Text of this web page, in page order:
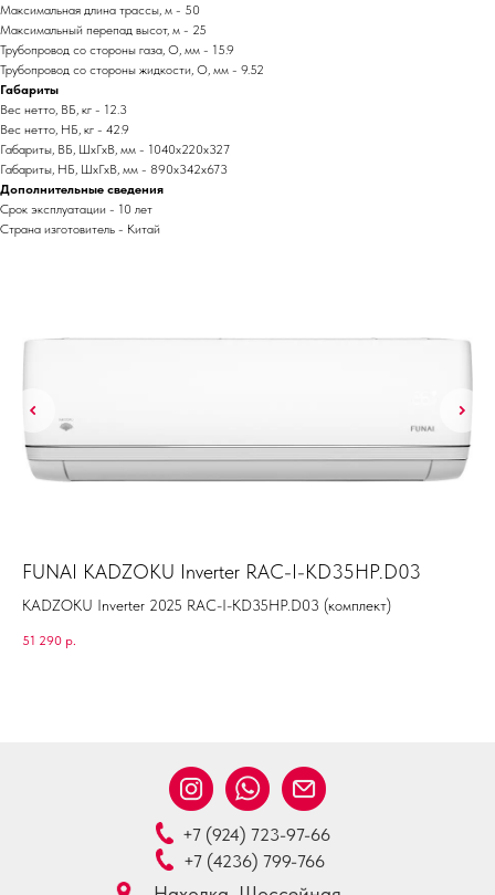
Максимальная длина трассы, м - 50
Максимальный перепад высот, м - 25
Трубопровод со стороны газа, O, мм - 15.9
Трубопровод со стороны жидкости, O, мм - 9.52
Габариты
Вес нетто, ВБ, кг - 12.3
Вес нетто, НБ, кг - 42.9
Габариты, ВБ, ШхГхВ, мм - 1040x220x327
Габариты, НБ, ШхГхВ, мм - 890x342x673
Дополнительные сведения
Срок эксплуатации - 10 лет
Страна изготовитель - Китай
FUNAI KADZOKU Inverter RAC-I-KD35HP.D03
KADZOKU Inverter 2025 RAC-I-KD35HP.D03 (комплект)
51 290 р.
+7 (4236) 799-766
+7 (924) 723-97-66